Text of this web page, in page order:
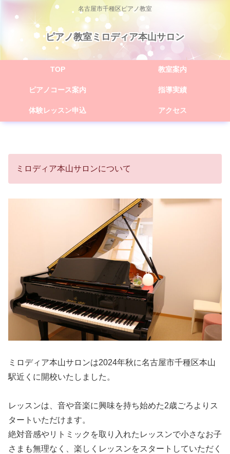
名古屋市千種区ピアノ教室
ピアノ教室ミロディア本山サロン
TOP 教室案内
ピアノコース案内 指導実績
体験レッスン申込 アクセス
ミロディア本山サロンについて
ミロディア本山サロンは2024年秋に名古屋市千種区本山
駅近くに開校いたしました。
レッスンは、音や音楽に興味を持ち始めた2歳ごろよりス
タートいただけます。
絶対音感やリトミックを取り入れたレッスンで小さなお子
さまも無理なく、楽しくレッスンをスタートしていただく